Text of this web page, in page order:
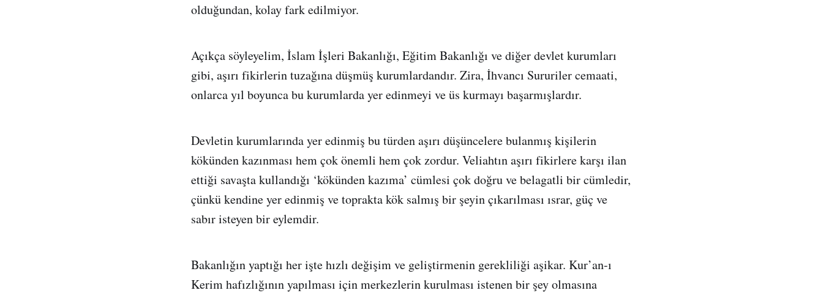
olduğundan, kolay fark edilmiyor.
Açıkça söyleyelim, İslam İşleri Bakanlığı, Eğitim Bakanlığı ve diğer devlet kurumları
gibi, aşırı fikirlerin tuzağına düşmüş kurumlardandır. Zira, İhvancı Sururiler cemaati,
onlarca yıl boyunca bu kurumlarda yer edinmeyi ve üs kurmayı başarmışlardır.
Devletin kurumlarında yer edinmiş bu türden aşırı düşüncelere bulanmış kişilerin
kökünden kazınması hem çok önemli hem çok zordur. Veliahtın aşırı fikirlere karşı ilan
ettiği savaşta kullandığı ‘kökünden kazıma’ cümlesi çok doğru ve belagatli bir cümledir,
çünkü kendine yer edinmiş ve toprakta kök salmış bir şeyin çıkarılması ısrar, güç ve
sabır isteyen bir eylemdir.
Bakanlığın yaptığı her işte hızlı değişim ve geliştirmenin gerekliliği aşikar. Kur’an-ı
Kerim hafızlığının yapılması için merkezlerin kurulması istenen bir şey olmasına